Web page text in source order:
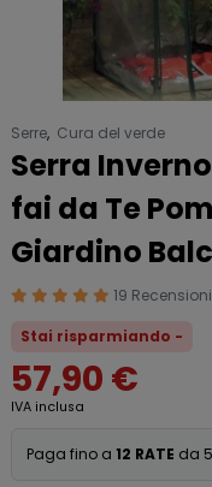
Serre, Cura del verde
Serra
fai da Te
Giardino
19 Recensioni
Stai risparmiando -
57,90 €
IVA inclusa
Paga fino a 12 RATE da